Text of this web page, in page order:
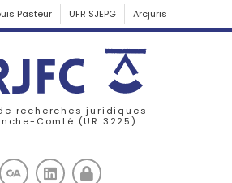
Pasteur UFR SJEPG Arcjuris
recherches juridiques
Comté (UR 3225)